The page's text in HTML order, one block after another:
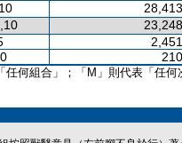
何組合」；「M」則代表「任何